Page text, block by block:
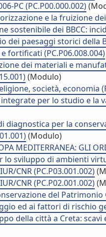
PC (PC.P00.000.002)
e la fruizione
sostenibile dei BBCC:
dei paesaggi storici della
fortificati (PC.P06.008.004)
dei materiali e
(Modulo)
società, economia
per lo studio e la
diagnostica per la
(Modulo)
MEDITERRANEA: GLI
sviluppo di ambienti
CNR (PC.P03.001.002)
CNR (PC.P02.001.002)
del
ed ai fattori di rischio
della città a Creta: scavi